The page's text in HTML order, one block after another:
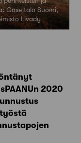
Case talo Suomi,
Livady
2020